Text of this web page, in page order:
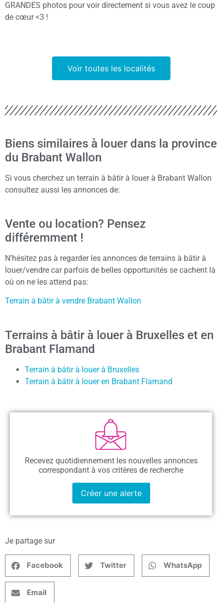
GRANDES photos pour voir directement si vous avez le coup
de cœur <3 !
Voir toutes les localités
Biens similaires à louer dans la province
du Brabant Wallon
Si vous cherchez un terrain à bâtir à louer à Brabant Wallon
consultez aussi les annonces de:
Vente ou location? Pensez
différemment !
N’hésitez pas à regarder les annonces de terrains à bâtir à
louer/vendre car parfois de belles opportunités se cachent là
où on ne les attend pas:
Terrain à bâtir à vendre Brabant Wallon
Terrains à bâtir à louer à Bruxelles et en
Brabant Flamand
Terrain à bâtir à louer à Bruxelles
Terrain à bâtir à louer en Brabant Flamand
Recevez quotidiennement les nouvelles annonces
correspondant à vos critères de recherche
Créer une alerte
Je partage sur
Facebook Twitter WhatsApp
Email